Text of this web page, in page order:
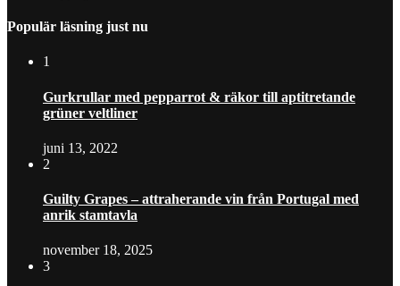
Populär läsning just nu
1
Gurkrullar med pepparrot & räkor till aptitretande
grüner veltliner
juni 13, 2022
2
Guilty Grapes – attraherande vin från Portugal med
anrik stamtavla
november 18, 2025
3